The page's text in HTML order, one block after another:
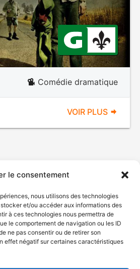
le consentement
nous utilisons des technologies
et/ou accéder aux informations des
à ces technologies nous permettra de
le comportement de navigation ou les ID
ne pas consentir ou de retirer son
effet négatif sur certaines caractéristiques
Comédie dramatique
VOIR PLUS